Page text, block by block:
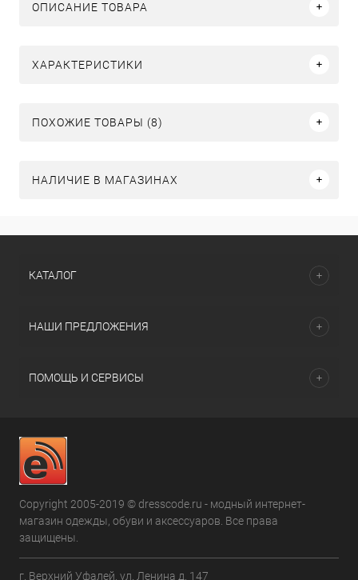
ОПИСАНИЕ ТОВАРА
ХАРАКТЕРИСТИКИ
ПОХОЖИЕ ТОВАРЫ (8)
НАЛИЧИЕ В МАГАЗИНАХ
КАТАЛОГ
НАШИ ПРЕДЛОЖЕНИЯ
ПОМОЩЬ И СЕРВИСЫ
Copyright 2005-2019 © dresscode.ru - модный интернет-
магазин одежды, обуви и аксессуаров. Все права
защищены.
г. Верхний Уфалей. ул. Ленина д. 147